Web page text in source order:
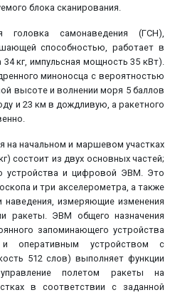
блока сканирования.
головка самонаведения (ГСН),
способностью, работает в
34 кг, импульсная мощность 35 кВт).
миноносца с вероятностью
высоте и волнении моря 5 баллов
и 23 км в дождливую, а ракетного
на начальном и маршевом участках
состоит из двух основных частей;
устройства и цифровой ЭВМ. Это
и три акселерометра, а также
наведения, измеряющие изменения
ракеты. ЭВМ общего назначения
запоминающего устройства
оперативным устройством с
512 слов) выполняет функции
полетом ракеты на
в соответствии с заданной